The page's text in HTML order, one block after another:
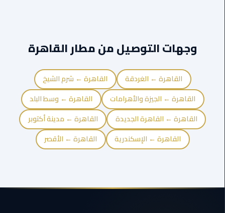
مطار
إلى
القاهرة
ليموزين
مطار
وجهات التوصيل من مطار القاهرة
القاهرة ← الغردقة
القاهرة ← شرم الشيخ
القاهرة ← الجيزة والأهرامات
القاهرة ← وسط البلد
القاهرة ← القاهرة الجديدة
القاهرة ← مدينة أكتوبر
القاهرة ← الإسكندرية
القاهرة ← الأقصر